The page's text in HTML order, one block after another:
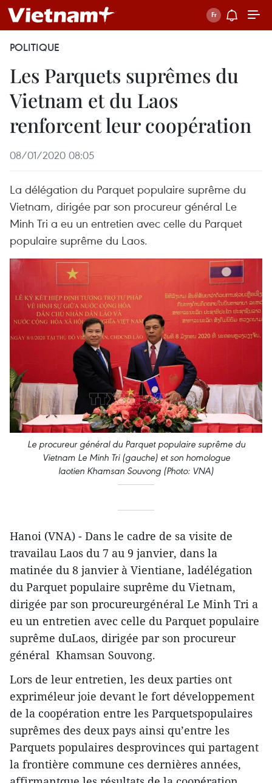
POLITIQUE
Les Parquets suprêmes du
Vietnam et du Laos
renforcent leur coopération
08/01/2020 08:05
La délégation du Parquet populaire suprême du
Vietnam, dirigée par son procureur général Le
Minh Tri a eu un entretien avec celle du Parquet
populaire suprême du Laos.
Le procureur général du Parquet populaire suprême du
Vietnam Le Minh Tri (gauche) et son homologue
laotien Khamsan Souvong (Photo: VNA)
Hanoi (VNA) - Dans le cadre de sa visite de
travailau Laos du 7 au 9 janvier, dans la
matinée du 8 janvier à Vientiane, ladélégation
du Parquet populaire suprême du Vietnam,
dirigée par son procureurgénéral Le Minh Tri a
eu un entretien avec celle du Parquet populaire
suprême duLaos, dirigée par son procureur
général Khamsan Souvong.
Lors de leur entretien, les deux parties ont
expriméleur joie devant le fort développement
de la coopération entre les Parquetspopulaires
suprêmes des deux pays ainsi qu’entre les
Parquets populaires desprovinces qui partagent
la frontière commune ces dernières années,